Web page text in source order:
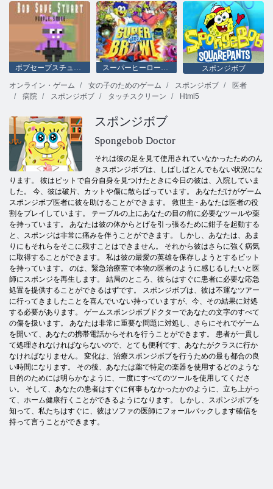
ボブセーブスチュアートパープルスモーク スーパーヒーロー乱闘4
スポンジボブ
オンライン・ゲーム
女の子のためのゲーム スポンジボブ
医者
病院
スポンジボブ タッチスクリーン Html5
スポンジボブ
Spongebob Doctor
それは彼の足を見て使用されていなかったためのん
きスポンジボブは、しばしばとんでもない状況にな
ります。 彼はピットで自分自身を見つけたときに今日の彼は、入院していま
した。 今、彼は破片、カットや傷に散らばっています。 あなただけがゲーム
スポンジボブ医者に彼を助けることができます。 救世主 - あなたは医者の役
割をプレイしています。 テーブルの上にあなたの目の前に必要なツールや薬
を持っています。 あなたは彼の体からとげを引っ張るために鉗子を起動する
と、スポンジは非常に痛みを伴うことができます。 しかし、あなたは、あま
りにもそれらをそこに残すことはできません。 それから彼はさらに強く病気
に取得することができます。 私は彼の最愛の英雄を保存しようとするビット
を持っています。 のは、緊急治療室で本物の医者のように感じるしたいと医
師にスポンジを再生します。 結局のところ、彼らはすぐに患者に必要な応急
処置を提供することができるはずです。 スポンジボブは、彼は不運なツアー
に行ってきましたことを喜んでいない持っていますが、今、その結果に対処
する必要があります。 ゲームスポンジボブドクターであなたの文字のすべて
の傷を扱います。 あなたは非常に重要な問題に対処し、さらにそれでゲーム
を開いて、あなたの携帯電話からそれを行うことができます。 患者が一貫し
て処理されなければならないので、とても便利です、あなたがクラスに行か
なければなりません。 変化は、治療スポンジボブを行うための最も都合の良
い時間になります。 その後、あなたは薬で特定の楽器を使用するどのような
目的のためには明らかなように、一度にすべてのツールを使用してくださ
い。 そして、あなたの患者はすぐに何事もなかったかのように、立ち上がっ
て、ホーム健康行くことができるようになります。 しかし、スポンジボブを
知って、私たちはすぐに、彼はソファの医師にフォールバックします確信を
持って言うことができます。